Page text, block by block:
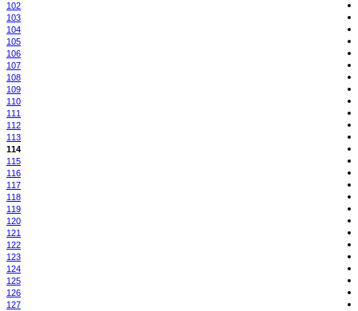
102
103
104
105
106
107
108
109
110
111
112
113
114
115
116
117
118
119
120
121
122
123
124
125
126
127